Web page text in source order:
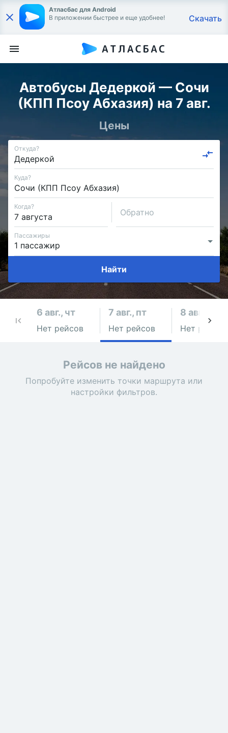
Атласбас для Android
В приложении быстрее и еще удобнее!
Скачать
Автобусы Дедеркой — Сочи
(КПП Псоу Абхазия) на 7 авг.
Цены
Откуда?
Куда?
Когда?
Обратно
Пассажиры
Найти
6 авг., чт
Нет рейсов
7 авг., пт
Нет рейсов
8 авг., сб
Нет рейсов
Рейсов не найдено
Попробуйте изменить точки маршрута или
настройки фильтров.